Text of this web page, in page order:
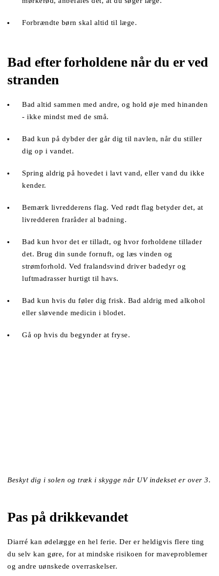
Forbrændte børn skal altid til læge.
Bad efter forholdene når du er ved
stranden
Bad altid sammen med andre, og hold øje med hinanden
- ikke mindst med de små.
Bad kun på dybder der går dig til navlen, når du stiller
dig op i vandet.
Spring aldrig på hovedet i lavt vand, eller vand du ikke
kender.
Bemærk livredderens flag. Ved rødt flag betyder det, at
livredderen fraråder al badning.
Bad kun hvor det er tilladt, og hvor forholdene tillader
det. Brug din sunde fornuft, og læs vinden og
strømforhold. Ved fralandsvind driver badedyr og
luftmadrasser hurtigt til havs.
Bad kun hvis du føler dig frisk. Bad aldrig med alkohol
eller sløvende medicin i blodet.
Gå op hvis du begynder at fryse.
Beskyt dig i solen og træk i skygge når UV indekset er over 3.
Pas på drikkevandet
Diarré kan ødelægge en hel ferie. Der er heldigvis flere ting
du selv kan gøre, for at mindske risikoen for maveproblemer
og andre uønskede overraskelser.